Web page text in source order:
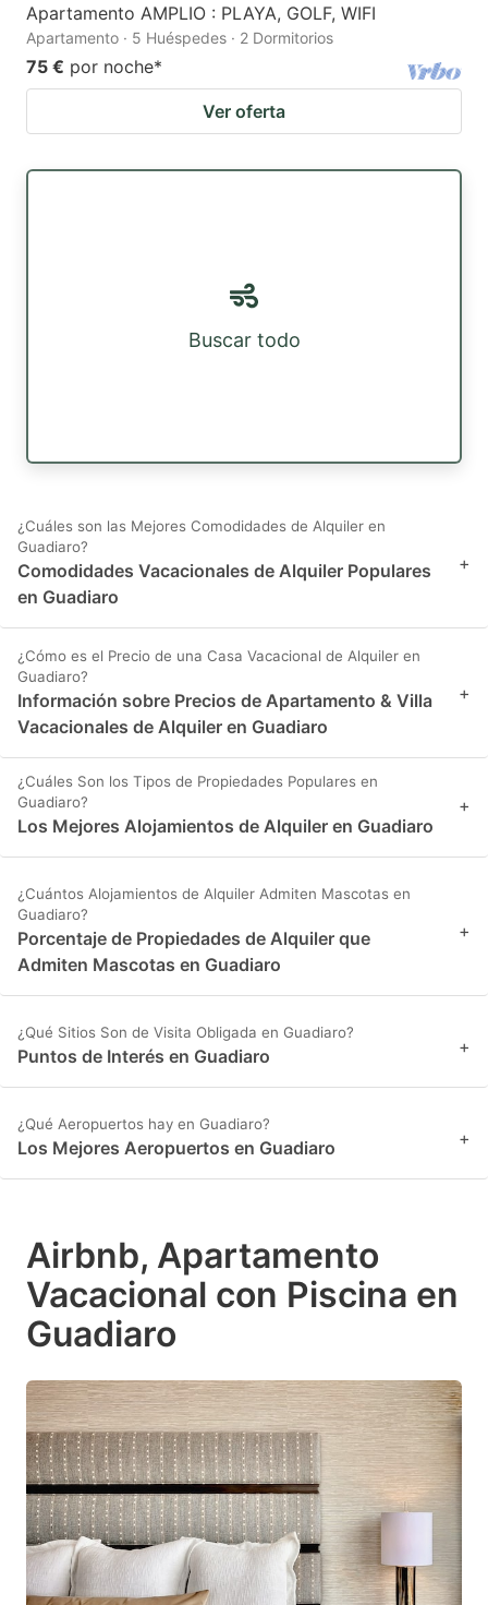
Apartamento AMPLIO : PLAYA, GOLF, WIFI
Apartamento · 5 Huéspedes · 2 Dormitorios
75 € por noche*
Ver oferta
Buscar todo
¿Cuáles son las Mejores Comodidades de Alquiler en
Guadiaro?
Comodidades Vacacionales de Alquiler Populares
en Guadiaro
+
¿Cómo es el Precio de una Casa Vacacional de Alquiler en
Guadiaro?
Información sobre Precios de Apartamento & Villa
Vacacionales de Alquiler en Guadiaro
+
¿Cuáles Son los Tipos de Propiedades Populares en
Guadiaro?
Los Mejores Alojamientos de Alquiler en Guadiaro
+
¿Cuántos Alojamientos de Alquiler Admiten Mascotas en
Guadiaro?
Porcentaje de Propiedades de Alquiler que
Admiten Mascotas en Guadiaro
+
¿Qué Sitios Son de Visita Obligada en Guadiaro?
Puntos de Interés en Guadiaro +
¿Qué Aeropuertos hay en Guadiaro?
Los Mejores Aeropuertos en Guadiaro +
Airbnb, Apartamento
Vacacional con Piscina en
Guadiaro